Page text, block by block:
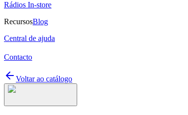
Rádios In-store
RecursosBlog
Central de ajuda
Contacto
Voltar ao catálogo